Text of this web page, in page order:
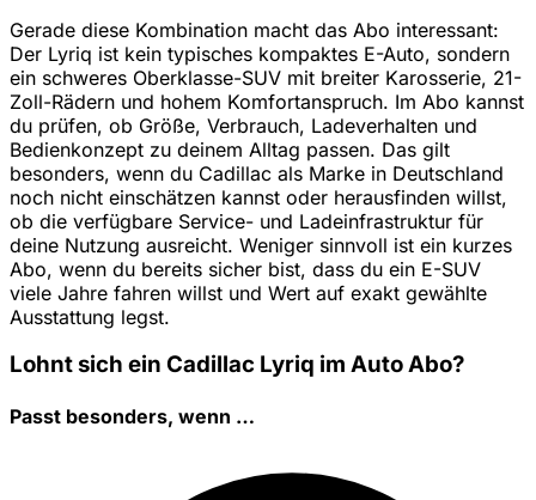
Gerade diese Kombination macht das Abo interessant:
Der Lyriq ist kein typisches kompaktes E-Auto, sondern
ein schweres Oberklasse-SUV mit breiter Karosserie, 21-
Zoll-Rädern und hohem Komfortanspruch. Im Abo kannst
du prüfen, ob Größe, Verbrauch, Ladeverhalten und
Bedienkonzept zu deinem Alltag passen. Das gilt
besonders, wenn du Cadillac als Marke in Deutschland
noch nicht einschätzen kannst oder herausfinden willst,
ob die verfügbare Service- und Ladeinfrastruktur für
deine Nutzung ausreicht. Weniger sinnvoll ist ein kurzes
Abo, wenn du bereits sicher bist, dass du ein E-SUV
viele Jahre fahren willst und Wert auf exakt gewählte
Ausstattung legst.
Lohnt sich ein Cadillac Lyriq im Auto Abo?
Passt besonders, wenn …